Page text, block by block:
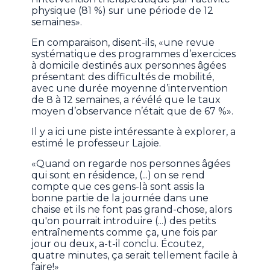
physique (81 %) sur une période de 12
semaines».
En comparaison, disent-ils, «une revue
systématique des programmes d’exercices
à domicile destinés aux personnes âgées
présentant des difficultés de mobilité,
avec une durée moyenne d’intervention
de 8 à 12 semaines, a révélé que le taux
moyen d’observance n’était que de 67 %».
Il y a ici une piste intéressante à explorer, a
estimé le professeur Lajoie.
«Quand on regarde nos personnes âgées
qui sont en résidence, (...) on se rend
compte que ces gens-là sont assis la
bonne partie de la journée dans une
chaise et ils ne font pas grand-chose, alors
qu'on pourrait introduire (...) des petits
entraînements comme ça, une fois par
jour ou deux, a-t-il conclu. Écoutez,
quatre minutes, ça serait tellement facile à
faire!»